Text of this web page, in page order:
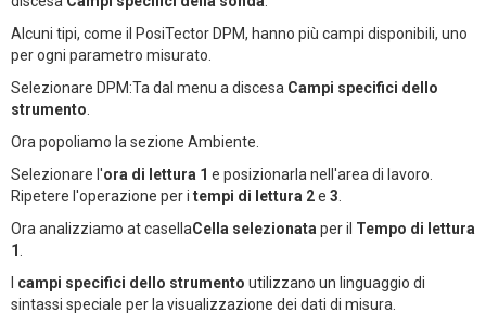
Alcuni tipi, come il PosiTector DPM, hanno più campi disponibili, uno
per ogni parametro misurato.
Selezionare DPM:Ta dal menu a discesa Campi specifici dello
strumento
Ora popoliamo la sezione Ambiente.
Selezionare l'ora di lettura 1 e posizionarla nell'area di lavoro.
Ripetere l'operazione per i tempi di lettura 2e 3
Ora analizziamo at casellaCella selezionata per il Tempo di lettura
1
I campi specifici dello strumento utilizzano un linguaggio di
sintassi speciale per la visualizzazione dei dati di misura.